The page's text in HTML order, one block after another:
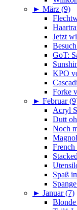
► März (9)
Jetzt
GoT:
KPO
Forke
► Februar
Acryl
Dutt
Noch
French
Spaß
► Januar (7)